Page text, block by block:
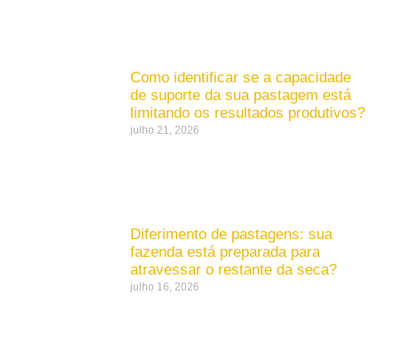
Como identificar se a capacidade
de suporte da sua pastagem está
limitando os resultados produtivos?
julho 21, 2026
Diferimento de pastagens: sua
fazenda está preparada para
atravessar o restante da seca?
julho 16, 2026